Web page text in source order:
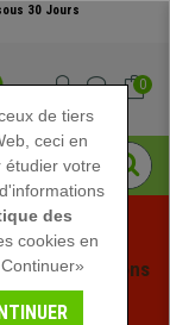
30 Jours
0
! Des réductions
Voir l'offre
de tiers
ceci en
étudier votre
des
cookies en